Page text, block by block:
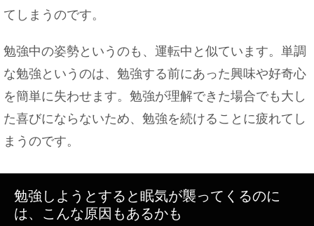
てしまうのです。
勉強中の姿勢というのも、運転中と似ています。単調
な勉強というのは、勉強する前にあった興味や好奇心
を簡単に失わせます。勉強が理解できた場合でも大し
た喜びにならないため、勉強を続けることに疲れてし
まうのです。
勉強しようとすると眠気が襲ってくるのに
は、こんな原因もあるかも